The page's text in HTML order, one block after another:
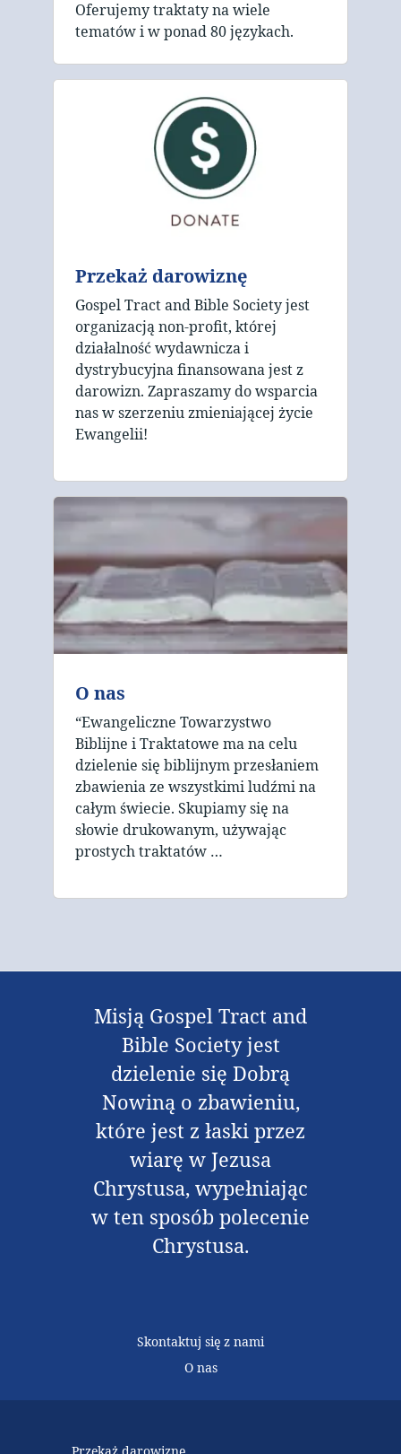
Oferujemy traktaty na wiele
tematów i w ponad 80 językach.
Przekaż darowiznę
Gospel Tract and Bible Society jest
organizacją non-profit, której
działalność wydawnicza i
dystrybucyjna finansowana jest z
darowizn. Zapraszamy do wsparcia
nas w szerzeniu zmieniającej życie
Ewangelii!
O nas
“Ewangeliczne Towarzystwo
Biblijne i Traktatowe ma na celu
dzielenie się biblijnym przesłaniem
zbawienia ze wszystkimi ludźmi na
całym świecie. Skupiamy się na
słowie drukowanym, używając
prostych traktatów …
Misją Gospel Tract and
Bible Society jest
dzielenie się Dobrą
Nowiną o zbawieniu,
które jest z łaski przez
wiarę w Jezusa
Chrystusa, wypełniając
w ten sposób polecenie
Chrystusa.
Skontaktuj się z nami
O nas